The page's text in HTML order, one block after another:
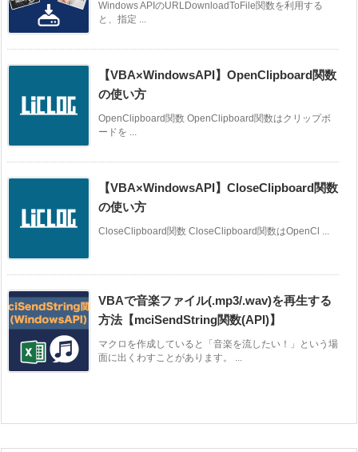
Windows APIのURLDownloadToFile関数を利用する
と、指定 ...
【VBA×WindowsAPI】OpenClipboard関数
の使い方
OpenClipboard関数 OpenClipboard関数はクリップボ
ードを ...
【VBA×WindowsAPI】CloseClipboard関数
の使い方
CloseClipboard関数 CloseClipboard関数はOpenCl ...
VBAで音楽ファイル(.mp3/.wav)を再生する
方法【mciSendString関数(API)】
マクロを作成していると「音楽を流したい！」という場
面に出くわすことがあります。 ...